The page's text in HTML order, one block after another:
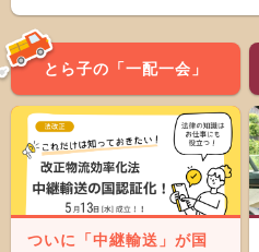
とら子の「一配一会」
ついに「中継輸送」が国